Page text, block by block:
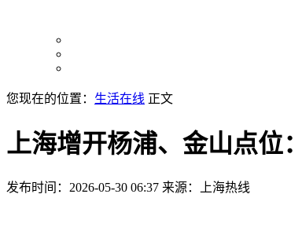
您现在的位置： 生活在线 正文
上海增开杨浦、金山点位
发布时间：2026-05-30 06:37 来源：上海热线